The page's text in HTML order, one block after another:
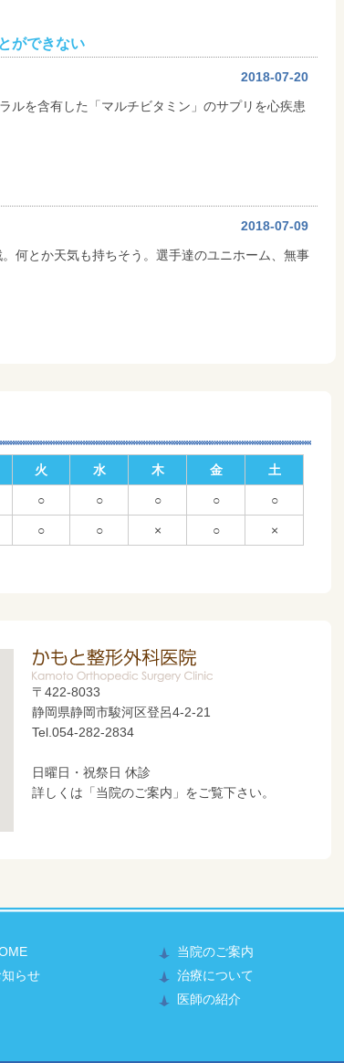
ができない
2018-07-20
ルを含有した「マルチビタミン」のサプリを心疾患
2018-07-09
何とか天気も持ちそう。選手達のユニホーム、無事
火 水 木 金 土
○ ○ ○ ○ ○
○ ○ × ○ ×
〒422-8033
静岡県静岡市駿河区登呂4-2-21
Tel.054-282-2834
日曜日・祝祭日 休診
詳しくは「当院のご案内」をご覧下さい。
医院
知らせ
当院のご案内
治療について
医師の紹介